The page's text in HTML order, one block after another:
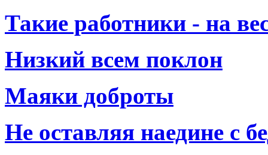
Такие работники - на
Низкий всем поклон
Маяки доброты
Не оставляя наедине с